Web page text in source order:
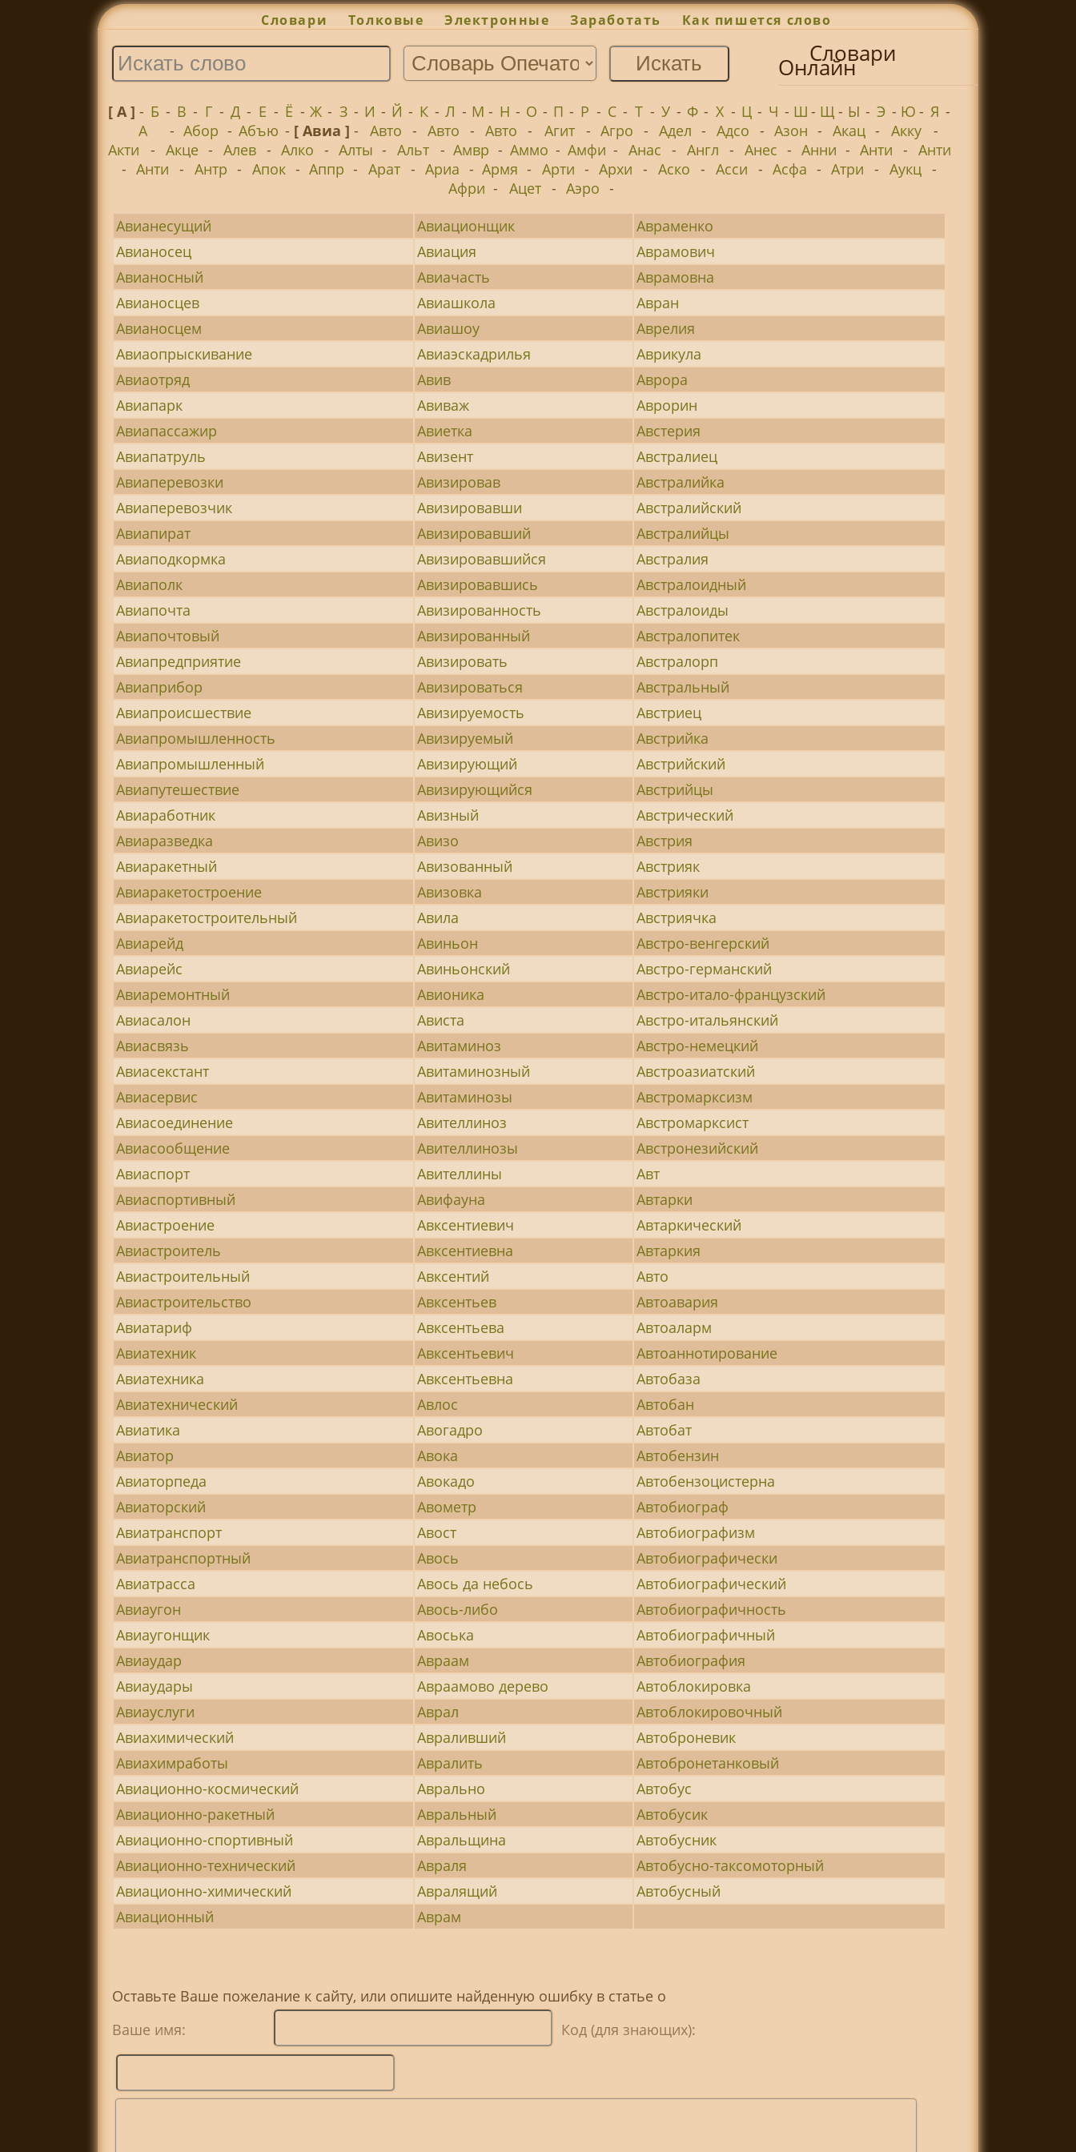
Словари Толковые Электронные Заработать Как пишется слово
Словари
Онлайн
[ А ] - Б - В - Г - Д - Е - Ё - Ж - З - И - Й - К - Л - М - Н - О - П - Р - С - Т - У - Ф - Х - Ц - Ч - Ш - Щ - Ы - Э - Ю- Я -
А
- Абор - Абъю - [ Авиа ]- Авто - Авто - Авто - Агит - Агро - Адел - Адсо - Азон - Акац - Акку
-
Акти
- Акце - Алев - Алко - Алты - Альт - Амвр - Аммо - Амфи - Анас - Англ - Анес - Анни - Анти - Анти
- Анти - Антр - Апок - Аппр - Арат - Ариа - Армя - Арти - Архи - Аско - Асси - Асфа - Атри - Аукц -
Афри - Ацет - Аэро -
Авианесущий
Авиационщик
Авраменко
Авианосец
Авиация
Аврамович
Авианосный
Авиачасть
Аврамовна
Авианосцев
Авиашкола
Авран
Авианосцем
Авиашоу
Аврелия
Авиаопрыскивание
Авиаэскадрилья
Аврикула
Авиаотряд
Авив
Аврора
Авиапарк
Авиваж
Аврорин
Авиапассажир
Авиетка
Австерия
Авиапатруль
Авизент
Австралиец
Авиаперевозки
Авизировав
Австралийка
Авиаперевозчик
Авизировавши
Австралийский
Авиапират
Авизировавший
Австралийцы
Авиаподкормка
Авизировавшийся
Австралия
Авиаполк
Авизировавшись
Австралоидный
Авиапочта
Авизированность
Австралоиды
Авиапочтовый
Авизированный
Австралопитек
Авиапредприятие
Авизировать
Австралорп
Авиаприбор
Авизироваться
Австральный
Авиапроисшествие
Авизируемость
Австриец
Авиапромышленность
Авизируемый
Австрийка
Авиапромышленный
Авизирующий
Австрийский
Авиапутешествие
Авизирующийся
Австрийцы
Авиаработник
Авизный
Австрический
Авиаразведка
Авизо
Австрия
Авиаракетный
Авизованный
Австрияк
Авиаракетостроение
Авизовка
Австрияки
Авиаракетостроительный
Авила
Австриячка
Авиарейд
Авиньон
Австро-венгерский
Авиарейс
Авиньонский
Австро-германский
Авиаремонтный
Авионика
Австро-итало-французский
Авиасалон
Ависта
Австро-итальянский
Авиасвязь
Авитаминоз
Австро-немецкий
Авиасекстант
Авитаминозный
Австроазиатский
Авиасервис
Авитаминозы
Австромарксизм
Авиасоединение
Авителлиноз
Австромарксист
Авиасообщение
Авителлинозы
Австронезийский
Авиаспорт
Авителлины
Авт
Авиаспортивный
Авифауна
Автарки
Авиастроение
Авксентиевич
Автаркический
Авиастроитель
Авксентиевна
Автаркия
Авиастроительный
Авксентий
Авто
Авиастроительство
Авксентьев
Автоавария
Авиатариф
Авксентьева
Автоаларм
Авиатехник
Авксентьевич
Автоаннотирование
Авиатехника
Авксентьевна
Автобаза
Авиатехнический
Авлос
Автобан
Авиатика
Авогадро
Автобат
Авиатор
Авока
Автобензин
Авиаторпеда
Авокадо
Автобензоцистерна
Авиаторский
Авометр
Автобиограф
Авиатранспорт
Авост
Автобиографизм
Авиатранспортный
Авось
Автобиографически
Авиатрасса
Авось да небось
Автобиографический
Авиаугон
Авось-либо
Автобиографичность
Авиаугонщик
Авоська
Автобиографичный
Авиаудар
Авраам
Автобиография
Авиаудары
Авраамово дерево
Автоблокировка
Авиауслуги
Аврал
Автоблокировочный
Авиахимический
Авраливший
Автоброневик
Авиахимработы
Авралить
Автобронетанковый
Авиационно-космический
Аврально
Автобус
Авиационно-ракетный
Авральный
Автобусик
Авиационно-спортивный
Авральщина
Автобусник
Авиационно-технический
Авраля
Автобусно-таксомоторный
Авиационно-химический
Авралящий
Автобусный
Авиационный
Аврам
Оставьте Ваше пожелание к сайту, или опишите найденную ошибку в статье о
Ваше имя:
Код (для знающих):